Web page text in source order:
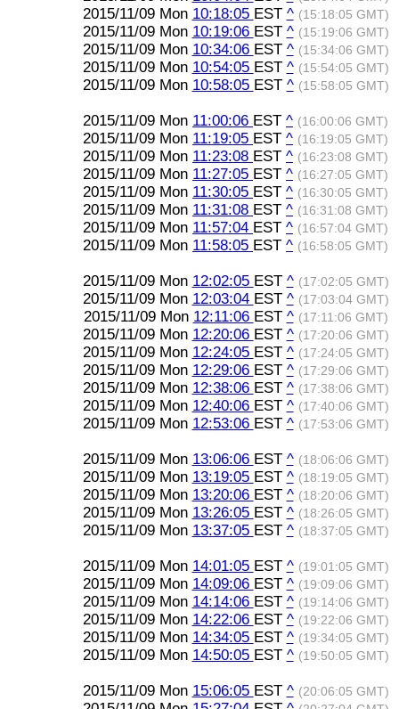
2015/11/09 Mon 10:18:05 EST ^ (15:18:05 GMT)
2015/11/09 Mon 10:19:06 EST ^ (15:19:06 GMT)
2015/11/09 Mon 10:34:06 EST ^ (15:34:06 GMT)
2015/11/09 Mon 10:54:05 EST ^ (15:54:05 GMT)
2015/11/09 Mon 10:58:05 EST ^ (15:58:05 GMT)
2015/11/09 Mon 11:00:06 EST ^ (16:00:06 GMT)
2015/11/09 Mon 11:19:05 EST ^ (16:19:05 GMT)
2015/11/09 Mon 11:23:08 EST ^ (16:23:08 GMT)
2015/11/09 Mon 11:27:05 EST ^ (16:27:05 GMT)
2015/11/09 Mon 11:30:05 EST ^ (16:30:05 GMT)
2015/11/09 Mon 11:31:08 EST ^ (16:31:08 GMT)
2015/11/09 Mon 11:57:04 EST ^ (16:57:04 GMT)
2015/11/09 Mon 11:58:05 EST ^ (16:58:05 GMT)
2015/11/09 Mon 12:02:05 EST ^ (17:02:05 GMT)
2015/11/09 Mon 12:03:04 EST ^ (17:03:04 GMT)
2015/11/09 Mon 12:11:06 EST ^ (17:11:06 GMT)
2015/11/09 Mon 12:20:06 EST ^ (17:20:06 GMT)
2015/11/09 Mon 12:24:05 EST ^ (17:24:05 GMT)
2015/11/09 Mon 12:29:06 EST ^ (17:29:06 GMT)
2015/11/09 Mon 12:38:06 EST ^ (17:38:06 GMT)
2015/11/09 Mon 12:40:06 EST ^ (17:40:06 GMT)
2015/11/09 Mon 12:53:06 EST ^ (17:53:06 GMT)
2015/11/09 Mon 13:06:06 EST ^ (18:06:06 GMT)
2015/11/09 Mon 13:19:05 EST ^ (18:19:05 GMT)
2015/11/09 Mon 13:20:06 EST ^ (18:20:06 GMT)
2015/11/09 Mon 13:26:05 EST ^ (18:26:05 GMT)
2015/11/09 Mon 13:37:05 EST ^ (18:37:05 GMT)
2015/11/09 Mon 14:01:05 EST ^ (19:01:05 GMT)
2015/11/09 Mon 14:09:06 EST ^ (19:09:06 GMT)
2015/11/09 Mon 14:14:06 EST ^ (19:14:06 GMT)
2015/11/09 Mon 14:22:06 EST ^ (19:22:06 GMT)
2015/11/09 Mon 14:34:05 EST ^ (19:34:05 GMT)
2015/11/09 Mon 14:50:05 EST ^ (19:50:05 GMT)
2015/11/09 Mon 15:06:05 EST ^ (20:06:05 GMT)